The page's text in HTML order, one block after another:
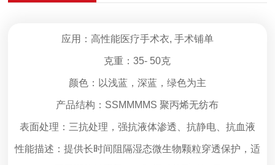
应用：高性能医疗手术衣, 手术铺单
克重：35- 50克
颜色：以浅蓝，深蓝，绿色为主
产品结构：SSMMMMS 聚丙烯无纺布
表面处理：三抗处理，强抗液体渗透、抗静电、抗血液
性能描述：提供长时间阻隔湿态微生物颗粒穿透保护，适